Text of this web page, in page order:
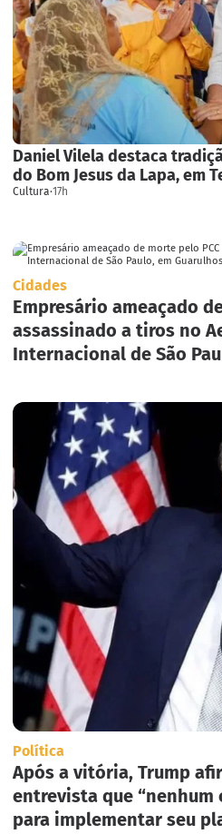
Daniel Vilela destaca
do Bom Jesus da Lapa, em
Cultura·17h
Cidades
Empresário ameaçado
assassinado a tiros no
Internacional de São
Política
Após a vitória, Trump
entrevista que “nenhum
para implementar seu